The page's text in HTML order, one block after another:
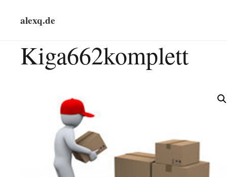
alexq.de
Kiga662komplett